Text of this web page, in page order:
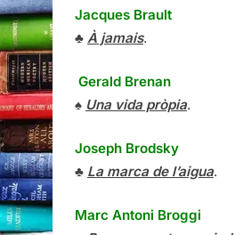
Jacques Brault
♣ À jamais.
Gerald Brenan
♠ Una vida pròpia.
Joseph Brodsky
♣ La marca de l’aigua.
Marc Antoni Broggi